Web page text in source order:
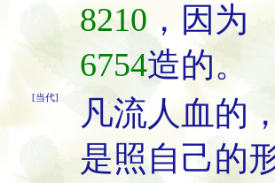
8210 ，因
6754造的。
[当代]
凡流人血的
是照自己的